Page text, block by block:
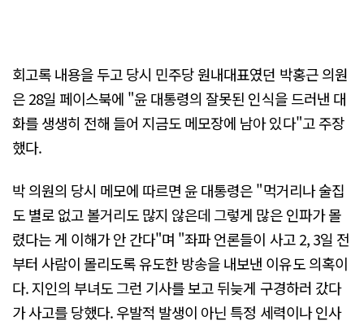
회고록 내용을 두고 당시 민주당 원내대표였던 박홍근 의원
은 28일 페이스북에 "윤 대통령의 잘못된 인식을 드러낸 대
화를 생생히 전해 들어 지금도 메모장에 남아 있다"고 주장
했다.
박 의원의 당시 메모에 따르면 윤 대통령은 "먹거리나 술집
도 별로 없고 볼거리도 많지 않은데 그렇게 많은 인파가 몰
렸다는 게 이해가 안 간다"며 "좌파 언론들이 사고 2, 3일 전
부터 사람이 몰리도록 유도한 방송을 내보낸 이유도 의혹이
다. 지인의 부녀도 그런 기사를 보고 뒤늦게 구경하러 갔다
가 사고를 당했다. 우발적 발생이 아닌 특정 세력이나 인사